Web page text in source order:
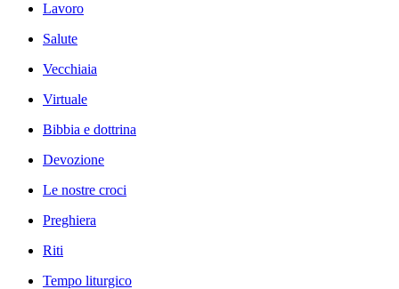
Lavoro
Salute
Vecchiaia
Virtuale
Bibbia e dottrina
Devozione
Le nostre croci
Preghiera
Riti
Tempo liturgico